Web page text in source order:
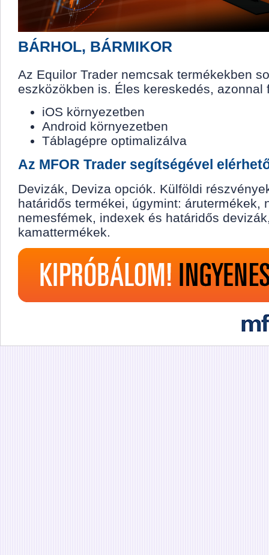
BÁRHOL, BÁRMIKOR
Az Equilor Trader nemcsak termékekben
eszközökben is. Éles kereskedés, azonnal
iOS környezetben
Android környezetben
Táblagépre optimalizálva
Az MFOR Trader segítségével
Devizák, Deviza opciók. Külföldi
határidős termékei, úgymint: árutermékek,
nemesfémek, indexek és határidős
kamattermékek.